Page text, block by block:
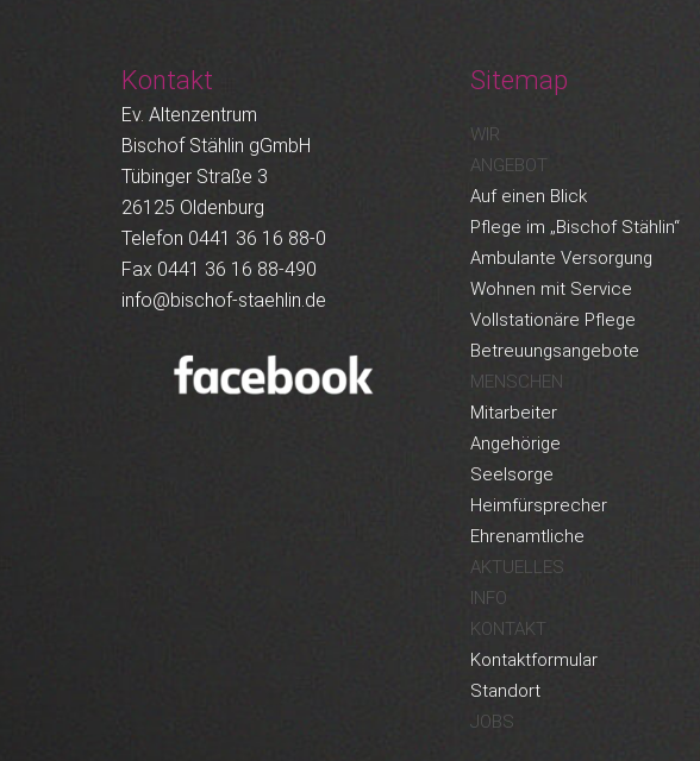
Kontakt
Ev. Altenzentrum
Bischof Stählin gGmbH
Tübinger Straße 3
26125 Oldenburg
Telefon 0441 36 16 88-0
Fax 0441 36 16 88-490
info@bischof-staehlin.de
Sitemap
WIR
ANGEBOT
Auf einen Blick
Pflege im „Bischof Stählin“
Ambulante Versorgung
Wohnen mit Service
Vollstationäre Pflege
Betreuungsangebote
MENSCHEN
Mitarbeiter
Angehörige
Seelsorge
Heimfürsprecher
Ehrenamtliche
AKTUELLES
INFO
KONTAKT
Kontaktformular
Standort
JOBS